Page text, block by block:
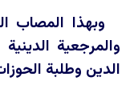
وبهذا المصاب
والمرجعية
الدين وطلبة